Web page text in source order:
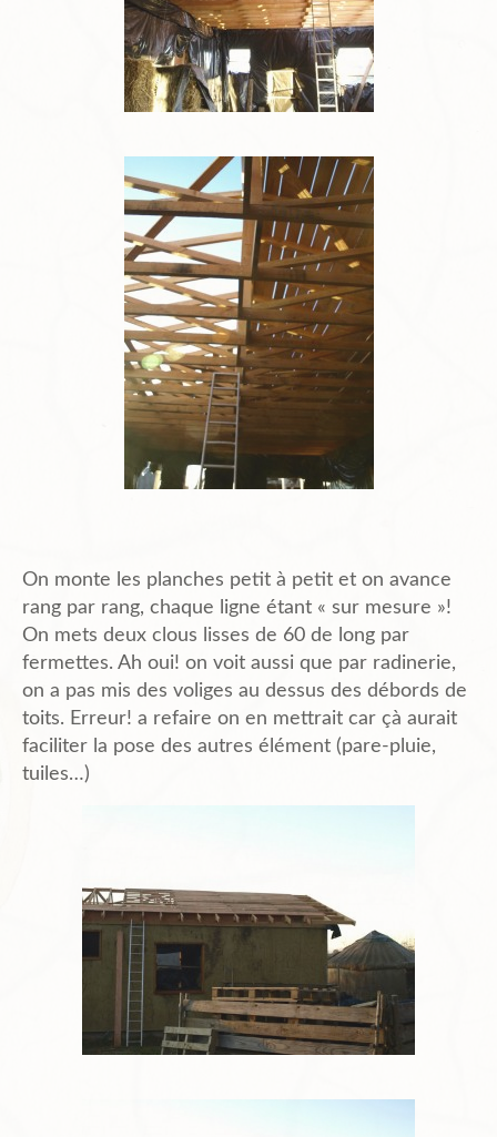
On monte les planches petit à petit et on avance
rang par rang, chaque ligne étant « sur mesure »!
On mets deux clous lisses de 60 de long par
fermettes. Ah oui! on voit aussi que par radinerie,
on a pas mis des voliges au dessus des débords de
toits. Erreur! a refaire on en mettrait car çà aurait
faciliter la pose des autres élément (pare-pluie,
tuiles…)